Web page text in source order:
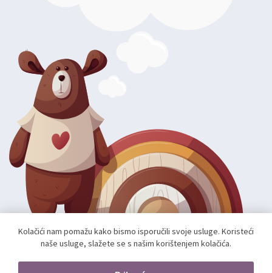
Kolačići nam pomažu kako bismo isporučili svoje usluge. Koristeći
naše usluge, slažete se s našim korištenjem kolačića.